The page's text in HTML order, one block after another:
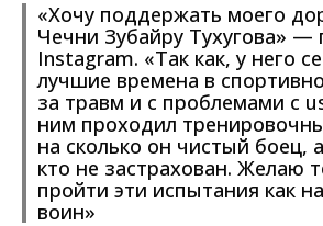
«Хочу поддержать моего
Чечни Зубайру Тухугова»
Instagram. «Так как, у него
лучшие времена в
за травм и с проблемами с
ним проходил
на сколько он чистый боец,
кто не застрахован. Желаю
пройти эти испытания как
воин»